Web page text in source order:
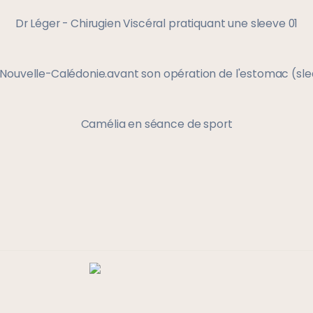
Dr Léger - Chirugien Viscéral pratiquant une sleeve 01
Calédonie.avant son opération de l'estomac
Camélia en séance de sport